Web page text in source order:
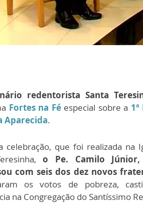
redentorista Santa
Fortes na Fé especial sobre a
Aparecida.
celebração, que foi realizada na
o Pe. Camilo Júnior,
com seis dos dez novos
os votos de pobreza,
na Congregação do Santíssimo